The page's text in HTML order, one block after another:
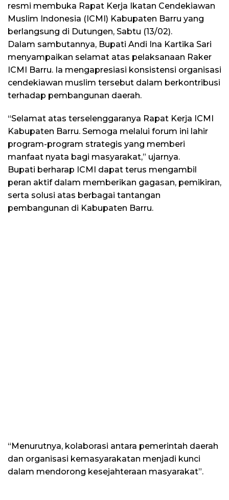
resmi membuka Rapat Kerja Ikatan Cendekiawan
Muslim Indonesia (ICMI) Kabupaten Barru yang
berlangsung di Dutungen, Sabtu (13/02).
Dalam sambutannya, Bupati Andi Ina Kartika Sari
menyampaikan selamat atas pelaksanaan Raker
ICMI Barru. Ia mengapresiasi konsistensi organisasi
cendekiawan muslim tersebut dalam berkontribusi
terhadap pembangunan daerah.
“Selamat atas terselenggaranya Rapat Kerja ICMI
Kabupaten Barru. Semoga melalui forum ini lahir
program-program strategis yang memberi
manfaat nyata bagi masyarakat,” ujarnya.
Bupati berharap ICMI dapat terus mengambil
peran aktif dalam memberikan gagasan, pemikiran,
serta solusi atas berbagai tantangan
pembangunan di Kabupaten Barru.
“Menurutnya, kolaborasi antara pemerintah daerah
dan organisasi kemasyarakatan menjadi kunci
dalam mendorong kesejahteraan masyarakat”.